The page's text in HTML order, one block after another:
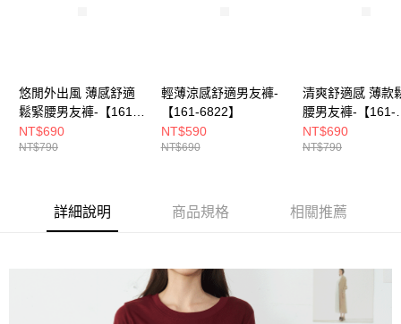
悠閒外出風 薄感舒適
鬆緊腰男友褲-【161-
6847】
NT$690
NT$790
輕薄涼感舒適男友褲-
【161-6822】
NT$590
NT$690
清爽舒適感 薄款
腰男友褲-【161-
6904】
NT$690
NT$790
詳細說明 商品規格 相關推薦